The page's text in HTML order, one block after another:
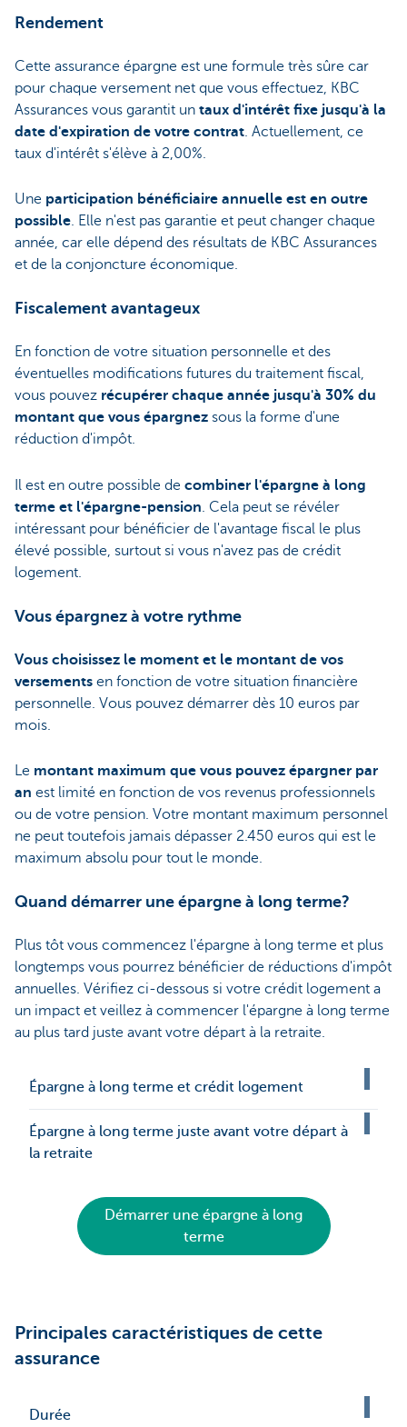
Rendement
Cette assurance épargne est une formule très sûre car
pour chaque versement net que vous effectuez, KBC
Assurances vous garantit un taux d'intérêt fixe jusqu'à la
date d'expiration de votre contrat. Actuellement, ce
taux d'intérêt s'élève à 2,00%.
Une participation bénéficiaire annuelle est en outre
possible. Elle n'est pas garantie et peut changer chaque
année, car elle dépend des résultats de KBC Assurances
et de la conjoncture économique.
Fiscalement avantageux
En fonction de votre situation personnelle et des
éventuelles modifications futures du traitement fiscal,
vous pouvez récupérer chaque année jusqu'à 30% du
montant que vous épargnez sous la forme d'une
réduction d'impôt.
Il est en outre possible de combiner l'épargne à long
terme et l'épargne-pension. Cela peut se révéler
intéressant pour bénéficier de l'avantage fiscal le plus
élevé possible, surtout si vous n'avez pas de crédit
logement.
Vous épargnez à votre rythme
Vous choisissez le moment et le montant de vos
versements en fonction de votre situation financière
personnelle. Vous pouvez démarrer dès 10 euros par
mois.
Le montant maximum que vous pouvez épargner par
an est limité en fonction de vos revenus professionnels
ou de votre pension. Votre montant maximum personnel
ne peut toutefois jamais dépasser 2.450 euros qui est le
maximum absolu pour tout le monde.
Quand démarrer une épargne à long terme?
Plus tôt vous commencez l'épargne à long terme et plus
longtemps vous pourrez bénéficier de réductions d'impôt
annuelles. Vérifiez ci-dessous si votre crédit logement a
un impact et veillez à commencer l'épargne à long terme
au plus tard juste avant votre départ à la retraite.
Épargne à long terme et crédit logement
Épargne à long terme juste avant votre départ à
la retraite
Démarrer une épargne à long
terme
Principales caractéristiques de cette
assurance
Durée